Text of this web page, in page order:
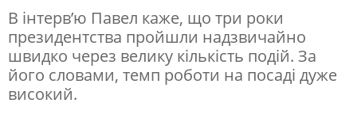
і
д
с
у
В інтерв’ю Павел каже, що три роки
президентства пройшли надзвичайно
швидко через велику кількість подій. За
його словами, темп роботи на посаді дуже
високий.